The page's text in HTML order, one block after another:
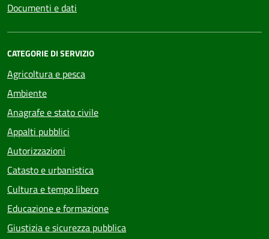
Documenti e dati
CATEGORIE DI SERVIZIO
Agricoltura e pesca
Ambiente
Anagrafe e stato civile
Appalti pubblici
Autorizzazioni
Catasto e urbanistica
Cultura e tempo libero
Educazione e formazione
Giustizia e sicurezza pubblica